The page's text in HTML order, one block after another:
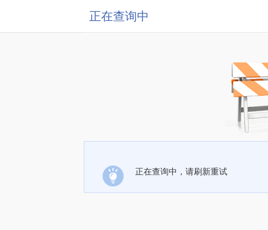
正在查询中
正在查询中，请刷新重试